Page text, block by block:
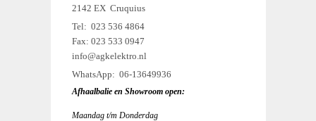
2142 EX Cruquius
Tel: 023 536 4864
Fax: 023 533 0947
info@agkelektro.nl
WhatsApp: 06-13649936
Afhaalbalie en Showroom open:
Maandag t/m Donderdag